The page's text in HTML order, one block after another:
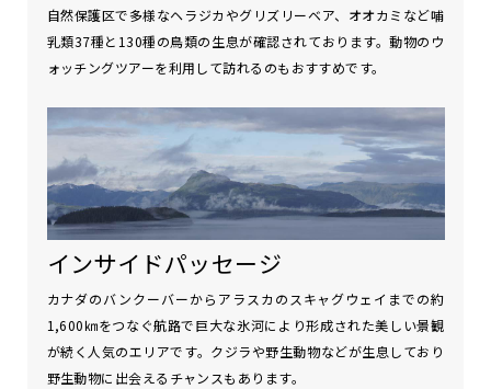
自然保護区で多様なヘラジカやグリズリーベア、オオカミなど哺
乳類37種と130種の鳥類の生息が確認されております。動物のウ
ォッチングツアーを利用して訪れるのもおすすめです。
インサイドパッセージ
カナダのバンクーバーからアラスカのスキャグウェイまでの約
1,600㎞をつなぐ航路で巨大な氷河により形成された美しい景観
が続く人気のエリアです。クジラや野生動物などが生息しており
野生動物に出会えるチャンスもあります。